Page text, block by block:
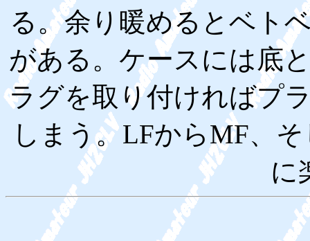
る。余り暖めるとベト
がある。ケースには底
ラグを取り付ければプ
しまう。LFからMF、
に